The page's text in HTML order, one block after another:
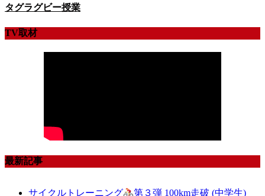
タグラグビー授業
TV取材
最新記事
サイクルトレーニング 第３弾 100km走破 (中学生)